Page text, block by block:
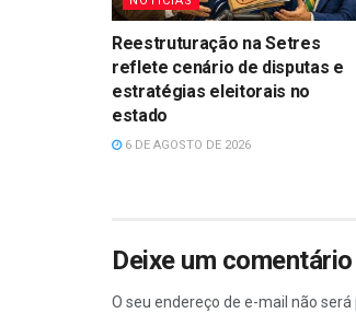
Reestruturação na Setres
reflete cenário de disputas e
estratégias eleitorais no
estado
6 DE AGOSTO DE 2026
Deixe um comentário
O seu endereço de e-mail não será